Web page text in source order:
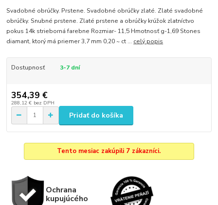
Svadobné obrúčky. Prstene. Svadobné obrúčky zlaté. Zlaté svadobné
obrúčky. Snubné prstene. Zlaté prstene a obrúčky krúžok zlatníctvo
pokus 14k strieborná farebne Rozmiar- 11,5 Hmotnosť g-1,69 Stones
diamant, ktorý má priemer 3,7 mm 0,20 ~ ct ... celý popis
Dostupnosť 3-7 dní
354,39 €
288,12 € bez DPH
Pridať do košíka
Tento mesiac zakúpili 7 zákazníci.
Ochrana
kupujúcého